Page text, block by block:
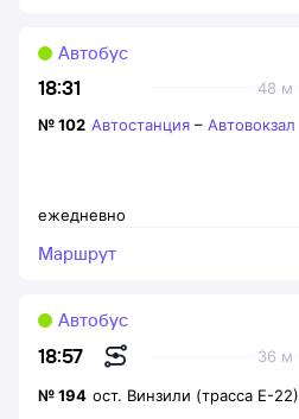
18:31 48 м
Автобус
ежедневно
№102 Автостанция – Автовокзал
Маршрут
18:57 36 м
Автобус
№194 ост. Винзили (трасса Е-22)